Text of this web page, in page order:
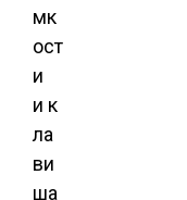
мк
ост
и
и к
ла
ви
ша